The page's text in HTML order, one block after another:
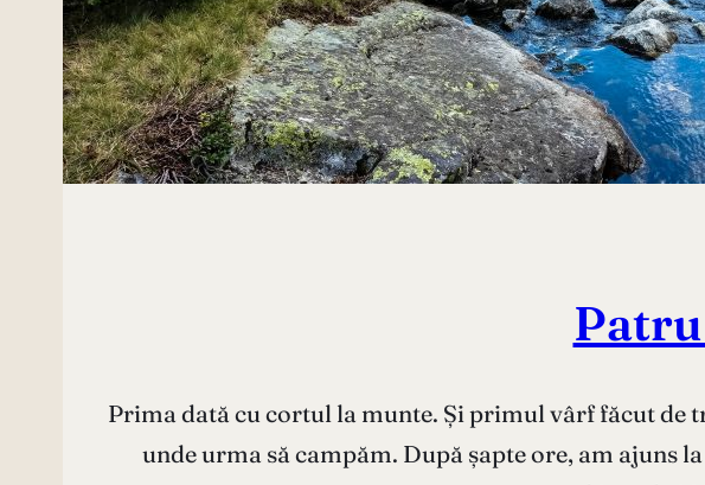
Prima dată cu cortul la munte. Și primul vârf făcut de
unde urma să campăm. După șapte ore, am ajuns